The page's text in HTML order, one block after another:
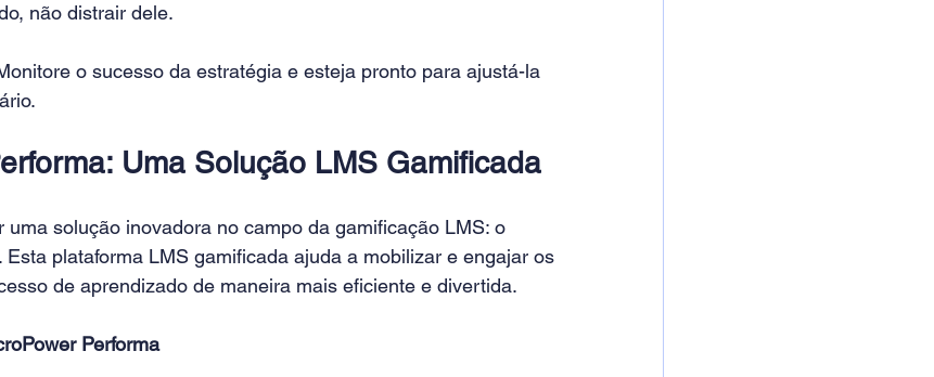
não distrair dele.
o sucesso da estratégia e esteja pronto para ajustá-la
Uma Solução LMS Gamificada
uma solução inovadora no campo da gamificação LMS: o
Esta plataforma LMS gamificada ajuda a mobilizar e engajar os
de aprendizado de maneira mais eficiente e divertida.
Performa